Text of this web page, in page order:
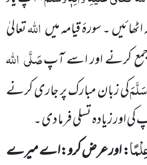
۔ سورۂ قیامہ میںاللہتعالیٰ
جمع کرنے اور اسے آپصَلَّی اللہ
کی زبان مبارک پر جاری کرنے
اور زیادہ تسلی فرما دی ۔
: اور عرض کرو:اے میرے